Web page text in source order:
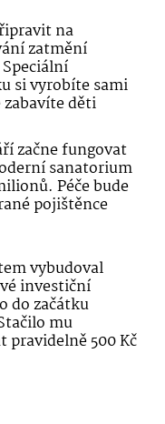
na
zatmění
si vyrobíte sami
zabavíte děti
začne fungovat
sanatorium
Péče bude
pojištěnce
vybudoval
investiční
do začátku
mu
pravidelně 500 Kč